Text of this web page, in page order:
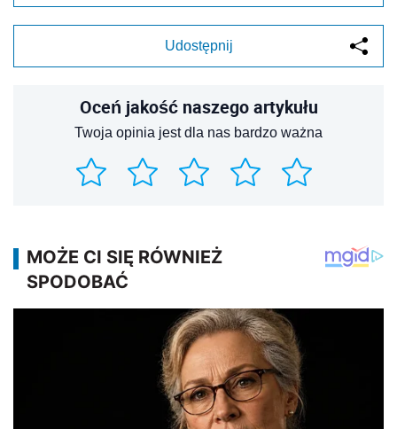
Udostępnij
Oceń jakość naszego artykułu
Twoja opinia jest dla nas bardzo ważna